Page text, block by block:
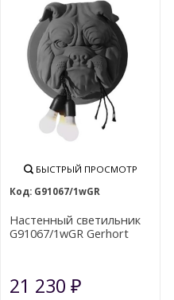
БЫСТРЫЙ ПРОСМОТР
G91067/1wGR
Настенный светильник
G91067/1wGR Gerhort
21 230 ₽